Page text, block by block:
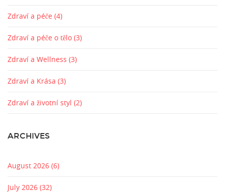
Zdraví a péče (4)
Zdraví a péče o tělo (3)
Zdraví a Wellness (3)
Zdraví a Krása (3)
Zdraví a životní styl (2)
ARCHIVES
August 2026 (6)
July 2026 (32)